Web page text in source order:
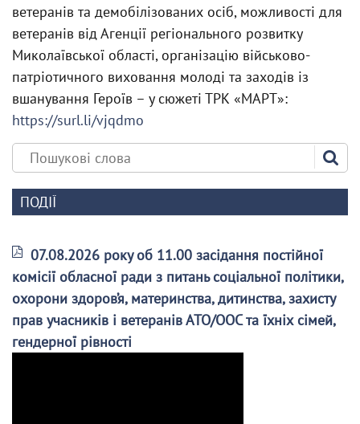
ветеранів та демобілізованих осіб, можливості для
ветеранів від Агенції регіонального розвитку
Миколаївської області, організацію військово-
патріотичного виховання молоді та заходів із
вшанування Героїв – у сюжеті ТРК «МАРТ»:
https://surl.li/vjqdmo
ПОДІЇ
07.08.2026 року об 11.00 засідання постійної
комісії обласної ради з питань соціальної політики,
охорони здоров’я, материнства, дитинства, захисту
прав учасників і ветеранів АТО/ООС та їхніх сімей,
гендерної рівності